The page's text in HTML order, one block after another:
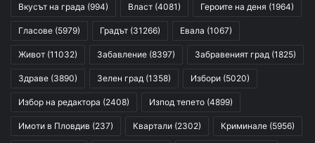
Вкусът на града (994) Власт (4081) Героите на деня (1964)
Гласове (5979) Градът (31266) Евала (1067)
Живот (11032) Забавление (8397) Забравеният град (1825)
Здраве (3890) Зелен град (1358) Избори (5020)
Избор на редактора (2408) Изпод тепето (4899)
Имоти в Пловдив (237) Квартали (2302) Криминале (5956)